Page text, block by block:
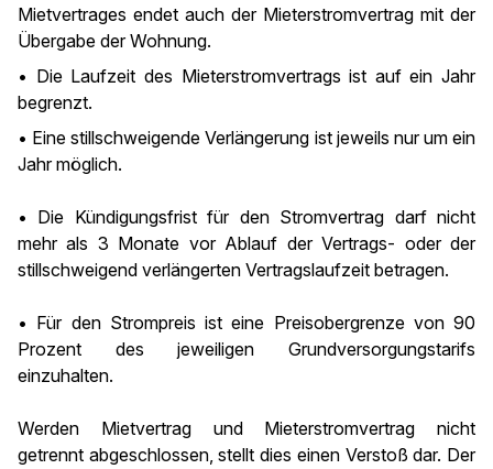
Mietvertrages endet auch der Mieterstromvertrag mit der
Übergabe der Wohnung.
• Die Laufzeit des Mieterstromvertrags ist auf ein Jahr
begrenzt.
• Eine stillschweigende Verlängerung ist jeweils nur um ein
Jahr möglich.
• Die Kündigungsfrist für den Stromvertrag darf nicht
mehr als 3 Monate vor Ablauf der Vertrags- oder der
stillschweigend verlängerten Vertragslaufzeit betragen.
• Für den Strompreis ist eine Preisobergrenze von 90
Prozent des jeweiligen Grundversorgungstarifs
einzuhalten.
Werden Mietvertrag und Mieterstromvertrag nicht
getrennt abgeschlossen, stellt dies einen Verstoß dar. Der